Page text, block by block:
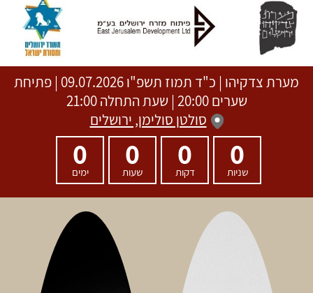
מערת צדקיהו | כ"ד תמוז תשפ"ו
09.07.2026 | פתיחת
שערים 20:00 | שעת התחלה 21:00
סולטן סולימן, ירושלים
0
שניות
0
דקות
0
שעות
0
ימים